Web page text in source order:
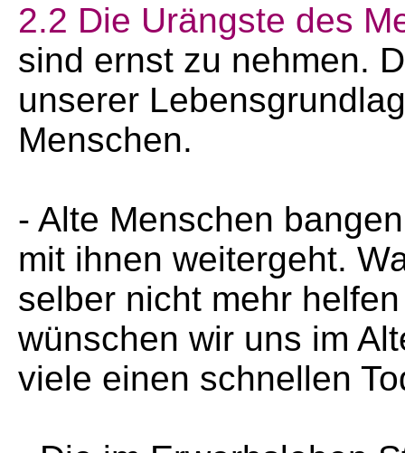
2.2 Die Urängste des
sind ernst zu nehmen.
unserer
Menschen.
- Alte Menschen
mit ihnen weitergeht.
selber nicht mehr
wünschen wir uns im
viele einen schnellen